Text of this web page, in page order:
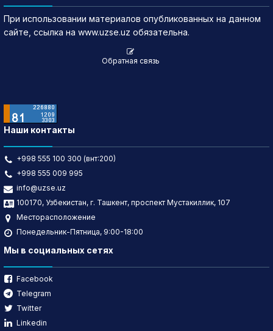
При использовании материалов опубликованных на данном
сайте, ссылка на www.uzse.uz обязательна.
Обратная связь
Наши контакты
+998 555 100 300 (внт:200)
+998 555 009 995
info@uzse.uz
100170, Узбекистан, г. Ташкент, проспект Мустакиллик, 107
Месторасположение
Понедельник-Пятница, 9:00-18:00
Мы в социальных сетях
Facebook
Telegram
Twitter
Linkedin